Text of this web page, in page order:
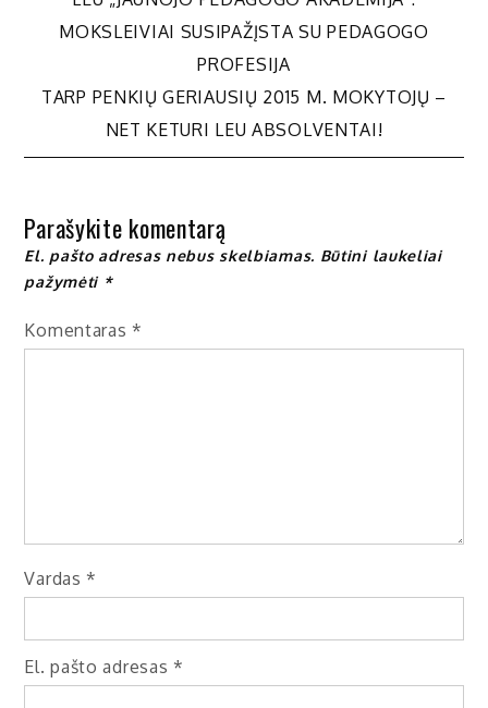
įrašų
MOKSLEIVIAI SUSIPAŽĮSTA SU PEDAGOGO
PROFESIJA
TARP PENKIŲ GERIAUSIŲ 2015 M. MOKYTOJŲ –
NET KETURI LEU ABSOLVENTAI!
Parašykite komentarą
El. pašto adresas nebus skelbiamas. Būtini laukeliai
pažymėti *
Komentaras *
Vardas *
El. pašto adresas *